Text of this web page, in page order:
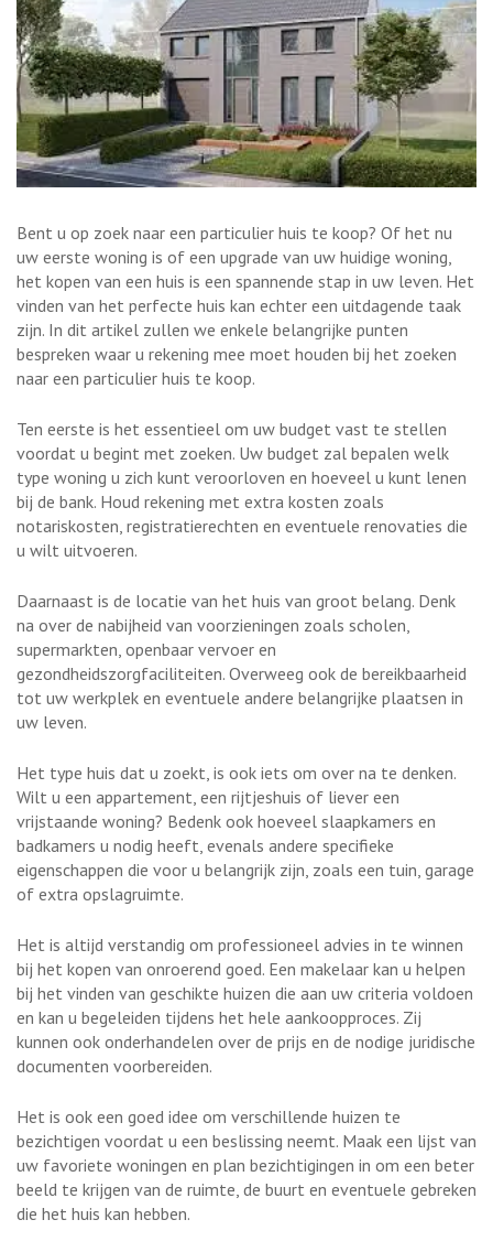
Bent u op zoek naar een particulier huis te koop? Of het nu
uw eerste woning is of een upgrade van uw huidige woning,
het kopen van een huis is een spannende stap in uw leven. Het
vinden van het perfecte huis kan echter een uitdagende taak
zijn. In dit artikel zullen we enkele belangrijke punten
bespreken waar u rekening mee moet houden bij het zoeken
naar een particulier huis te koop.
Ten eerste is het essentieel om uw budget vast te stellen
voordat u begint met zoeken. Uw budget zal bepalen welk
type woning u zich kunt veroorloven en hoeveel u kunt lenen
bij de bank. Houd rekening met extra kosten zoals
notariskosten, registratierechten en eventuele renovaties die
u wilt uitvoeren.
Daarnaast is de locatie van het huis van groot belang. Denk
na over de nabijheid van voorzieningen zoals scholen,
supermarkten, openbaar vervoer en
gezondheidszorgfaciliteiten. Overweeg ook de bereikbaarheid
tot uw werkplek en eventuele andere belangrijke plaatsen in
uw leven.
Het type huis dat u zoekt, is ook iets om over na te denken.
Wilt u een appartement, een rijtjeshuis of liever een
vrijstaande woning? Bedenk ook hoeveel slaapkamers en
badkamers u nodig heeft, evenals andere specifieke
eigenschappen die voor u belangrijk zijn, zoals een tuin, garage
of extra opslagruimte.
Het is altijd verstandig om professioneel advies in te winnen
bij het kopen van onroerend goed. Een makelaar kan u helpen
bij het vinden van geschikte huizen die aan uw criteria voldoen
en kan u begeleiden tijdens het hele aankoopproces. Zij
kunnen ook onderhandelen over de prijs en de nodige juridische
documenten voorbereiden.
Het is ook een goed idee om verschillende huizen te
bezichtigen voordat u een beslissing neemt. Maak een lijst van
uw favoriete woningen en plan bezichtigingen in om een beter
beeld te krijgen van de ruimte, de buurt en eventuele gebreken
die het huis kan hebben.